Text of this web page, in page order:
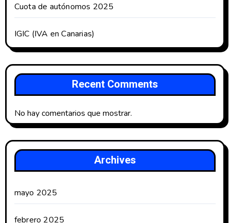
Cuota de autónomos 2025
IGIC (IVA en Canarias)
Recent Comments
No hay comentarios que mostrar.
Archives
mayo 2025
febrero 2025